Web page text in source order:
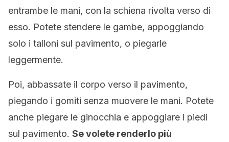
entrambe le mani, con la schiena rivolta verso di
esso. Potete stendere le gambe, appoggiando
solo i talloni sul pavimento, o piegarle
leggermente.
Poi, abbassate il corpo verso il pavimento,
piegando i gomiti senza muovere le mani. Potete
anche piegare le ginocchia e appoggiare i piedi
sul pavimento. Se volete renderlo più